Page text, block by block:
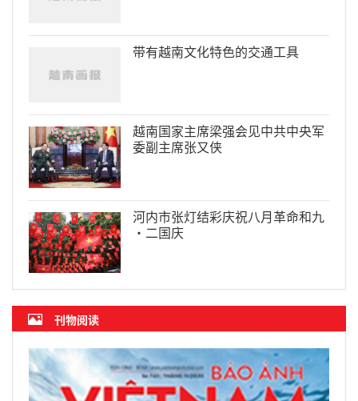
带有越南文化特色的交通工具
越南国家主席梁强会见中共中央军
委副主席张又侠
河内市张灯结彩庆祝八月革命和九
·二国庆
刊物阅读